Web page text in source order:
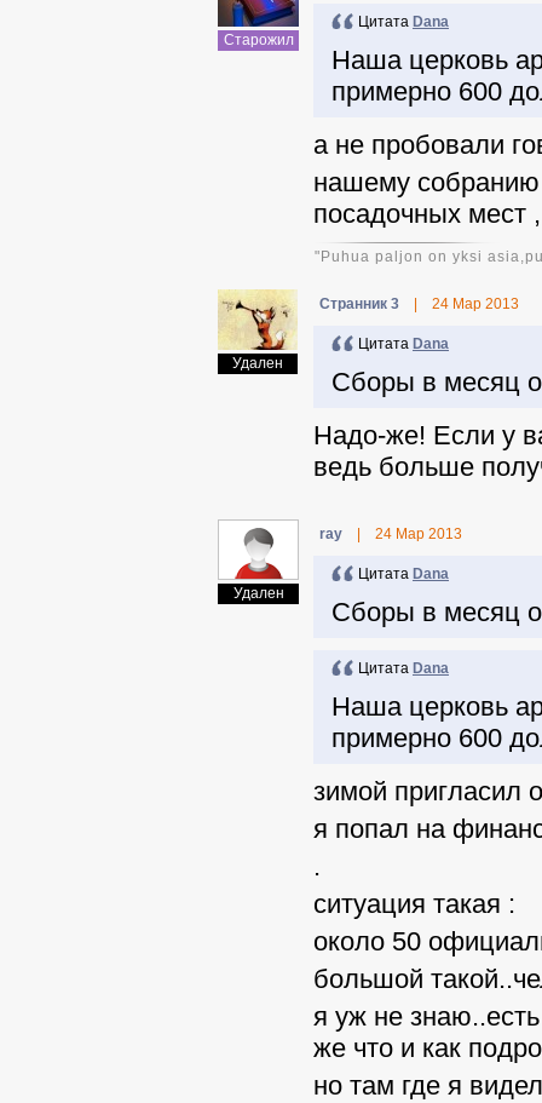
Старожил
Цитата Dana
Наша церковь
примерно 600
а не пробовали
нашему
посадочных мест
"Puhua paljon on yksi
Удален
Странник 3 24 Мар 2013
Цитата Dana
Сборы в месяц
Надо-же! Если у
ведь больше
Удален
ray 24 Мар 2013
Цитата Dana
Сборы в месяц
Цитата Dana
Наша церковь
примерно 600
зимой пригласил
я попал на
.
ситуация такая :
около 50
большой
я уж не
же что и как
но там где я